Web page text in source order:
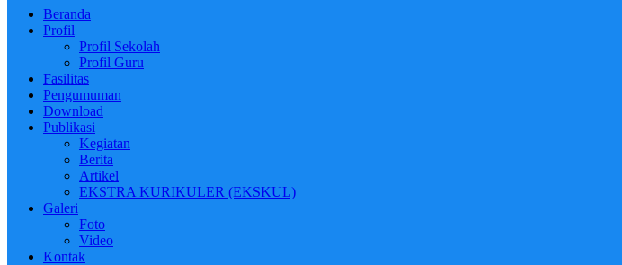
Beranda
Profil
Profil Sekolah
Profil Guru
Fasilitas
Pengumuman
Download
Publikasi
Kegiatan
Berita
Artikel
EKSTRA KURIKULER (EKSKUL)
Galeri
Foto
Video
Kontak